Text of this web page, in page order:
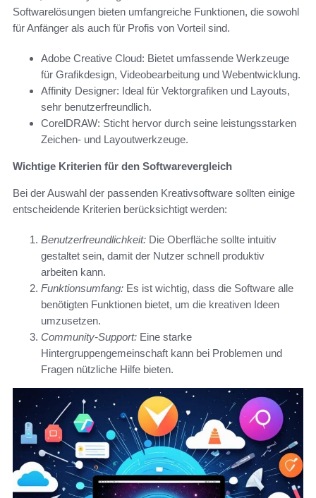
Softwarelösungen bieten umfangreiche Funktionen, die sowohl
für Anfänger als auch für Profis von Vorteil sind.
Adobe Creative Cloud: Bietet umfassende Werkzeuge
für Grafikdesign, Videobearbeitung und Webentwicklung.
Affinity Designer: Ideal für Vektorgrafiken und Layouts,
sehr benutzerfreundlich.
CorelDRAW: Sticht hervor durch seine leistungsstarken
Zeichen- und Layoutwerkzeuge.
Wichtige Kriterien für den Softwarevergleich
Bei der Auswahl der passenden Kreativsoftware sollten einige
entscheidende Kriterien berücksichtigt werden:
Benutzerfreundlichkeit: Die Oberfläche sollte intuitiv
gestaltet sein, damit der Nutzer schnell produktiv
arbeiten kann.
Funktionsumfang: Es ist wichtig, dass die Software alle
benötigten Funktionen bietet, um die kreativen Ideen
umzusetzen.
Community-Support: Eine starke
Hintergruppengemeinschaft kann bei Problemen und
Fragen nützliche Hilfe bieten.